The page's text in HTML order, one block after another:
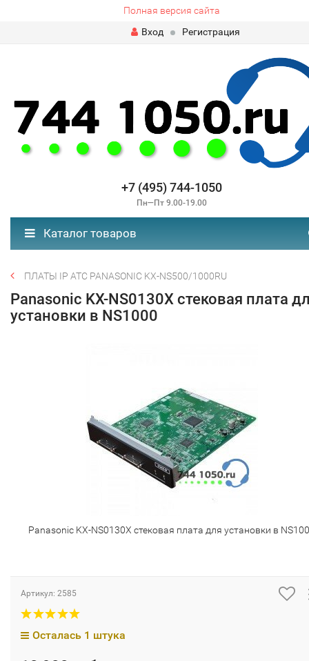
Полная версия сайта
Вход
Регистрация
+7 (495) 744-1050
Пн—Пт 9.00-19.00
Каталог товаров
ПЛАТЫ IP АТС PANASONIC KX-NS500/1000RU
Panasonic KX-NS0130X стековая плата
установки в NS1000
Panasonic KX-NS0130X стековая плата для установки в
Артикул: 2585
Осталась 1 штука